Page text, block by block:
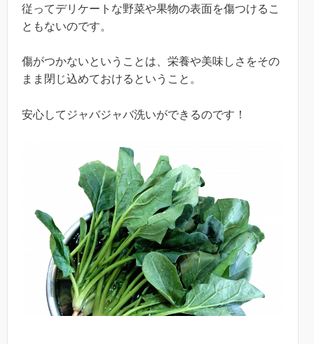
従ってデリケートな野菜や果物の表面を傷つけるこ
ともないのです。
傷がつかないということは、栄養や美味しさをその
まま閉じ込めておけるということ。
安心してジャバジャバ洗いができるのです！